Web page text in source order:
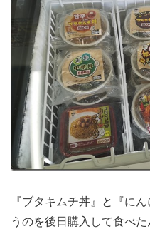
『ブタキムチ丼』と『に
うのを後日購入して食べ